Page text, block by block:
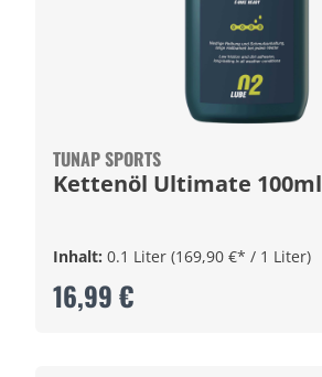
TUNAP SPORTS
Kettenöl Ultimate 100ml
Inhalt: 0.1 Liter (169,90 €* / 1 Liter)
16,99 €